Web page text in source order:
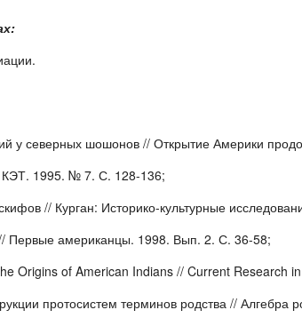
у северных шошонов // Открытие Америки
КЭТ. 1995. № 7. С. 128-136;
// Курган: Историко-культурные
Первые американцы. 1998. Вып. 2. С. 36-58;
Origins of American Indians // Current Research
протосистем терминов родства //